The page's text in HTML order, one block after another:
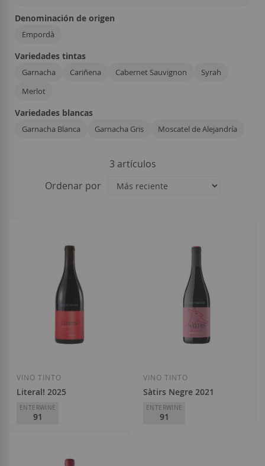
Denominación de origen
Empordà
Variedades tintas
Garnacha Cariñena Cabernet Sauvignon
Syrah
Merlot
Variedades blancas
Garnacha Blanca Garnacha Gris Moscatel de Alejandría
3 artículos
Ordenar por
VINO TINTO
Literal! 2025
ENTERWINE
91
VINO TINTO
Sàtirs Negre 2021
ENTERWINE
91